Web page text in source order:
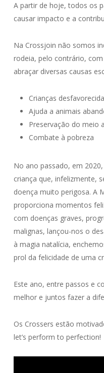
A partir de hoje, todos os
causar impacto e a
Na Crossjoin não somos
rodeia, pelo contrário,
abraçar diversas causas
Crianças
Ajuda a animais
Preservação do meio
Combate à pobreza
No ano passado, em
criança que, infelizmente,
doença muito perigosa. A
proporciona momentos
com doenças graves,
malignas, lançou-nos o
à magia natalícia,
prol da felicidade de uma
Este ano, entre passos e
melhor e juntos fazer a
Os Crossers estão
let’s perform to perfection!